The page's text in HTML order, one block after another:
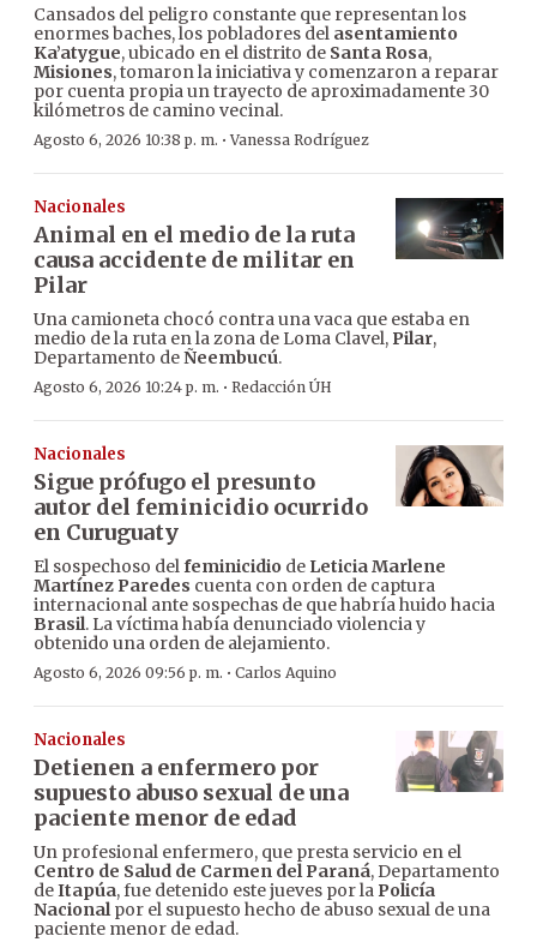
Cansados del peligro constante que representan los
enormes baches, los pobladores del asentamiento
Ka’atygue, ubicado en el distrito de Santa Rosa,
Misiones, tomaron la iniciativa y comenzaron a reparar
por cuenta propia un trayecto de aproximadamente 30
kilómetros de camino vecinal.
Agosto 6, 2026 10:38 p. m. ·Vanessa Rodríguez
Nacionales
Animal en el medio de la ruta
causa accidente de militar en
Pilar
Una camioneta chocó contra una vaca que estaba en
medio de la ruta en la zona de Loma Clavel, Pilar,
Departamento deÑeembucú.
Agosto 6, 2026 10:24 p. m. · Redacción ÚH
Nacionales
Sigue prófugo el presunto
autor del feminicidio ocurrido
en Curuguaty
El sospechoso delfeminicidio de Leticia Marlene
Martínez Paredes cuenta con orden de captura
internacional ante sospechas de que habría huido hacia
Brasil. La víctima había denunciado violencia y
obtenido una orden de alejamiento.
Agosto 6, 2026 09:56 p. m. · Carlos Aquino
Nacionales
Detienen a enfermero por
supuesto abuso sexual de una
paciente menor de edad
Un profesional enfermero, que presta servicio en el
Centro de Salud de Carmen del Paraná, Departamento
deItapúa, fue detenido este jueves por la Policía
Nacionalpor el supuesto hecho de abuso sexual de una
paciente menor de edad.